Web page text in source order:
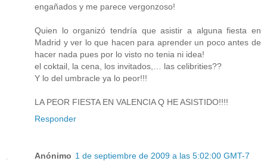
engañados y me parece vergonzoso!
Quien lo organizó tendría que asistir a alguna fiesta en
Madrid y ver lo que hacen para aprender un poco antes de
hacer nada pues por lo visto no tenia ni idea!
el coktail, la cena, los invitados,… las celibrities??
Y lo del umbracle ya lo peor!!!
LA PEOR FIESTA EN VALENCIA Q HE ASISTIDO!!!!
Responder
Anónimo 1 de septiembre de 2009 a las 5:02:00 GMT-7